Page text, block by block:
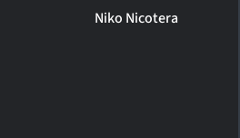
Niko Nicotera